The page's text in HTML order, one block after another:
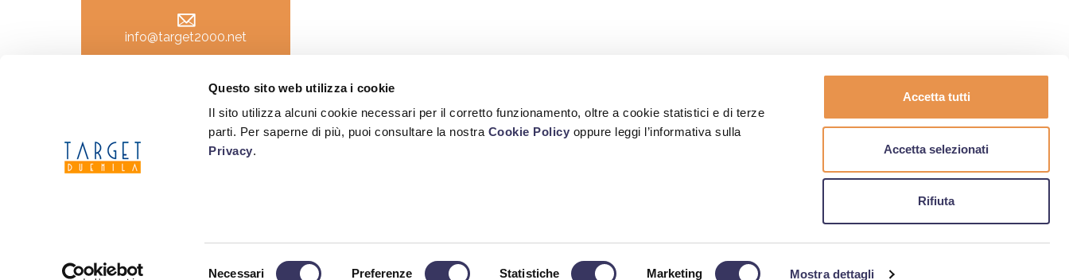
Questo sito web utilizza i cookie
Il sito utilizza alcuni cookie necessari per il corretto funzionamento, oltre a cookie statistici e di terze
parti. Per saperne di più, puoi consultare la nostra Cookie Policy oppure leggi l’informativa sulla
Privacy.
Necessari Preferenze Statistiche Marketing Mostra dettagli
Accetta tutti
Accetta selezionati
Rifiuta
info@target2000.net